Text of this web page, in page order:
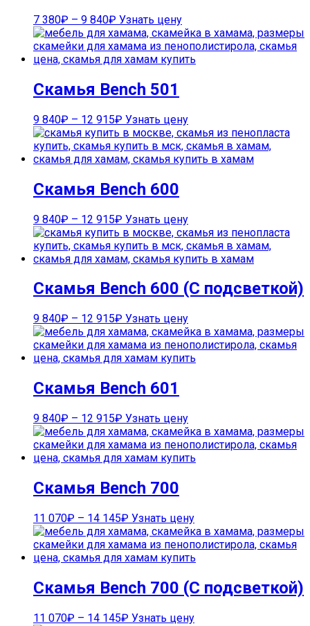
7 380₽ – 9 840₽ Узнать цену
Скамья Bench 501
9 840₽ – 12 915₽ Узнать цену
Скамья Bench 600
9 840₽ – 12 915₽ Узнать цену
Скамья Bench 600 (С подсветкой)
9 840₽ – 12 915₽ Узнать цену
Скамья Bench 601
9 840₽ – 12 915₽ Узнать цену
Скамья Bench 700
11 070₽ – 14 145₽ Узнать цену
Скамья Bench 700 (С подсветкой)
11 070₽ – 14 145₽ Узнать цену